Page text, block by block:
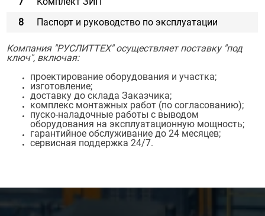
8
Паспорт и руководство по эксплуатации
Компания "РУСЛИТТЕХ" осуществляет поставку "под
ключ", включая:
проектирование оборудования и участка;
изготовление;
доставку до склада Заказчика;
комплекс монтажных работ (по согласованию);
пуско-наладочные работы с выводом
оборудования на эксплуатационную мощность;
гарантийное обслуживание до 24 месяцев;
сервисная поддержка 24/7.